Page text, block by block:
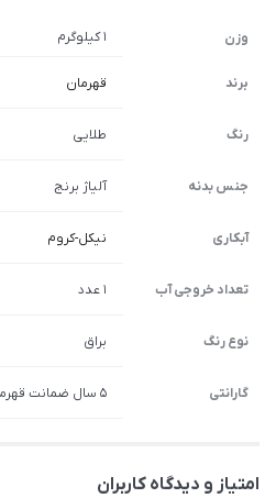
وزن 1 کیلوگرم
برند قهرمان
رنگ طلایی
جنس بدنه آلیاژ برنج
آبکاری نیکل-کروم
تعداد خروجی آب 1 عدد
نوع رنگ براق
گارانتی 5 سال ضمانت قهرمان
امتیاز و دیدگاه کاربران